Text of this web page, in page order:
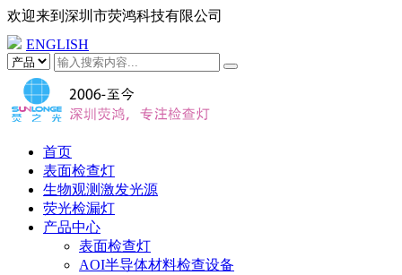
欢迎来到 深圳市荧鸿科技有限公司
ENGLISH
首页
表面检查灯
生物观测激发光源
荧光检漏灯
产品中心
表面检查灯
AOI半导体材料检查设备